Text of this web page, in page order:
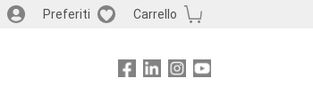
Preferiti Carrello